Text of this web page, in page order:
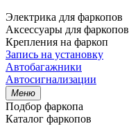
Электрика для фаркопов
Аксессуары для фаркопов
Крепления на фаркоп
Запись на установку
Автобагажники
Автосигнализации
Меню
Подбор фаркопа
Каталог фаркопов